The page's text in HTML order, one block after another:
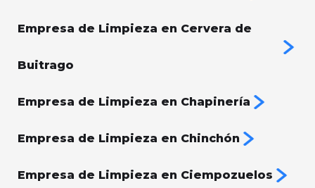
Empresa de Limpieza en Cervera de
Buitrago
Empresa de Limpieza en Chapinería
Empresa de Limpieza en Chinchón
Empresa de Limpieza en Ciempozuelos